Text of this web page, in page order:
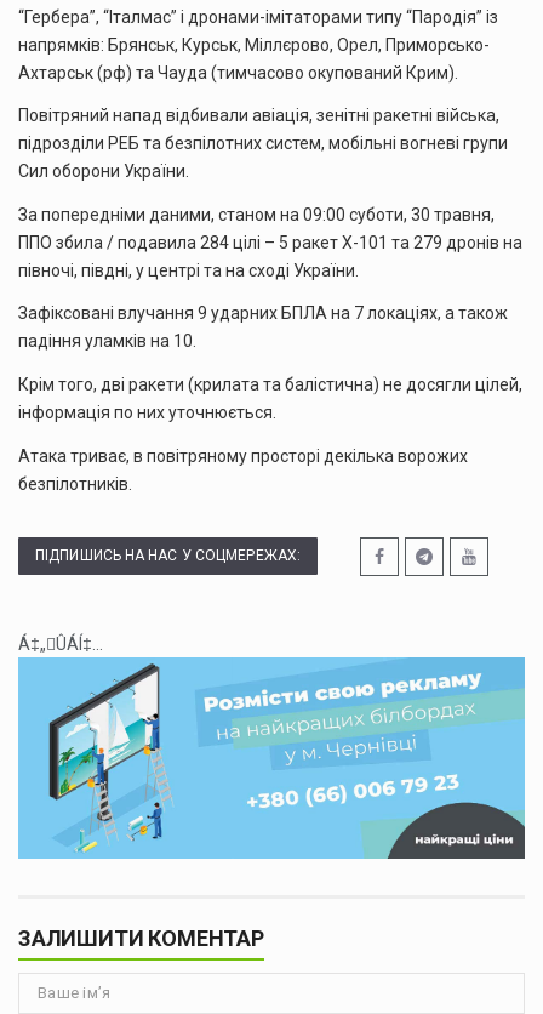
“Гербера”, “Італмас” і дронами-імітаторами типу “Пародія” із
напрямків: Брянськ, Курськ, Міллєрово, Орел, Приморсько-
Ахтарськ (рф) та Чауда (тимчасово окупований Крим).
Повітряний напад відбивали авіація, зенітні ракетні війська,
підрозділи РЕБ та безпілотних систем, мобільні вогневі групи
Сил оборони України.
За попередніми даними, станом на 09:00 суботи, 30 травня,
ППО збила / подавила 284 цілі – 5 ракет Х-101 та 279 дронів на
півночі, півдні, у центрі та на сході України.
Зафіксовані влучання 9 ударних БПЛА на 7 локаціях, а також
падіння уламків на 10.
Крім того, дві ракети (крилата та балістична) не досягли цілей,
інформація по них уточнюється.
Атака триває, в повітряному просторі декілька ворожих
безпілотників.
ПІДПИШИСЬ НА НАС У СОЦМЕРЕЖАХ:
Á‡„ÛÁÍ‡...
ЗАЛИШИТИ КОМЕНТАР